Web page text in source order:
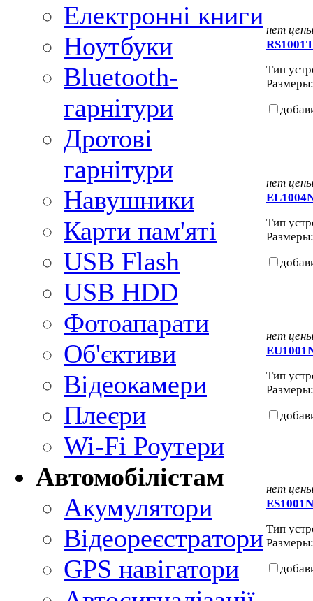
Електронні книги
Ноутбуки
Bluetooth-
гарнітури
Дротові
гарнітури
Навушники
Карти пам'яті
USB Flash
USB HDD
Фотоапарати
Об'єктиви
Відеокамери
Плеєри
Wi-Fi Роутери
Автомобілістам
Акумулятори
Відеореєстратори
GPS навігатори
нет
RS1001T
Тип
нет
Тип
нет
Тип
нет
ES1001N
Тип